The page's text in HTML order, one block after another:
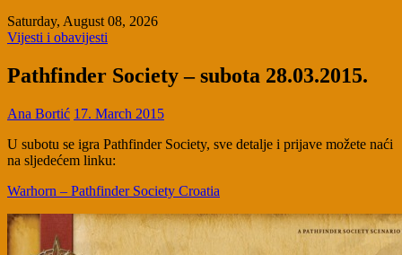
Saturday, August 08, 2026
Vijesti i obavijesti
Pathfinder Society – subota 28.03.2015.
Ana Bortić 17. March 2015
U subotu se igra Pathfinder Society, sve detalje i prijave možete naći
na sljedećem linku:
Warhorn – Pathfinder Society Croatia